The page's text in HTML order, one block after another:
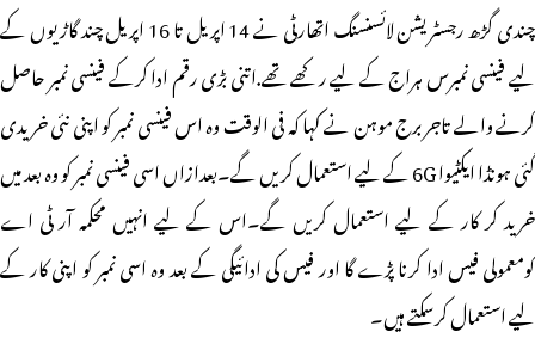
چندی گڑھ رجسٹریشن لائسنسنگ اتھارٹی نے 14 اپریل تا 16 اپریل چند گاڑیوں کے
لیے فینسی نمبرس ہراج کے لیے رکھے تھے.اتنی بڑی رقم ادا کرکے فینسی نمبر حاصل
کرنے والے تاجر برج موہن نے کہا کہ فی الوقت وہ اس فینسی نمبر کو اپنی نئی خریدی
گئی ہونڈا ایکٹیوا 6G کے لیے استعمال کریں گے۔بعدازاں اسی فینسی نمبر کو وہ بعد میں
خرید کر کار کے لیے استعمال کریں گے۔اس کے لیے انہیں محکمہ آر ٹی اے
کومعمولی فیس ادا کرنا پڑے گا اور فیس کی ادائیگی کے بعد وہ اسی نمبر کو اپنی کار کے
لیے استعمال کرسکتے ہیں۔